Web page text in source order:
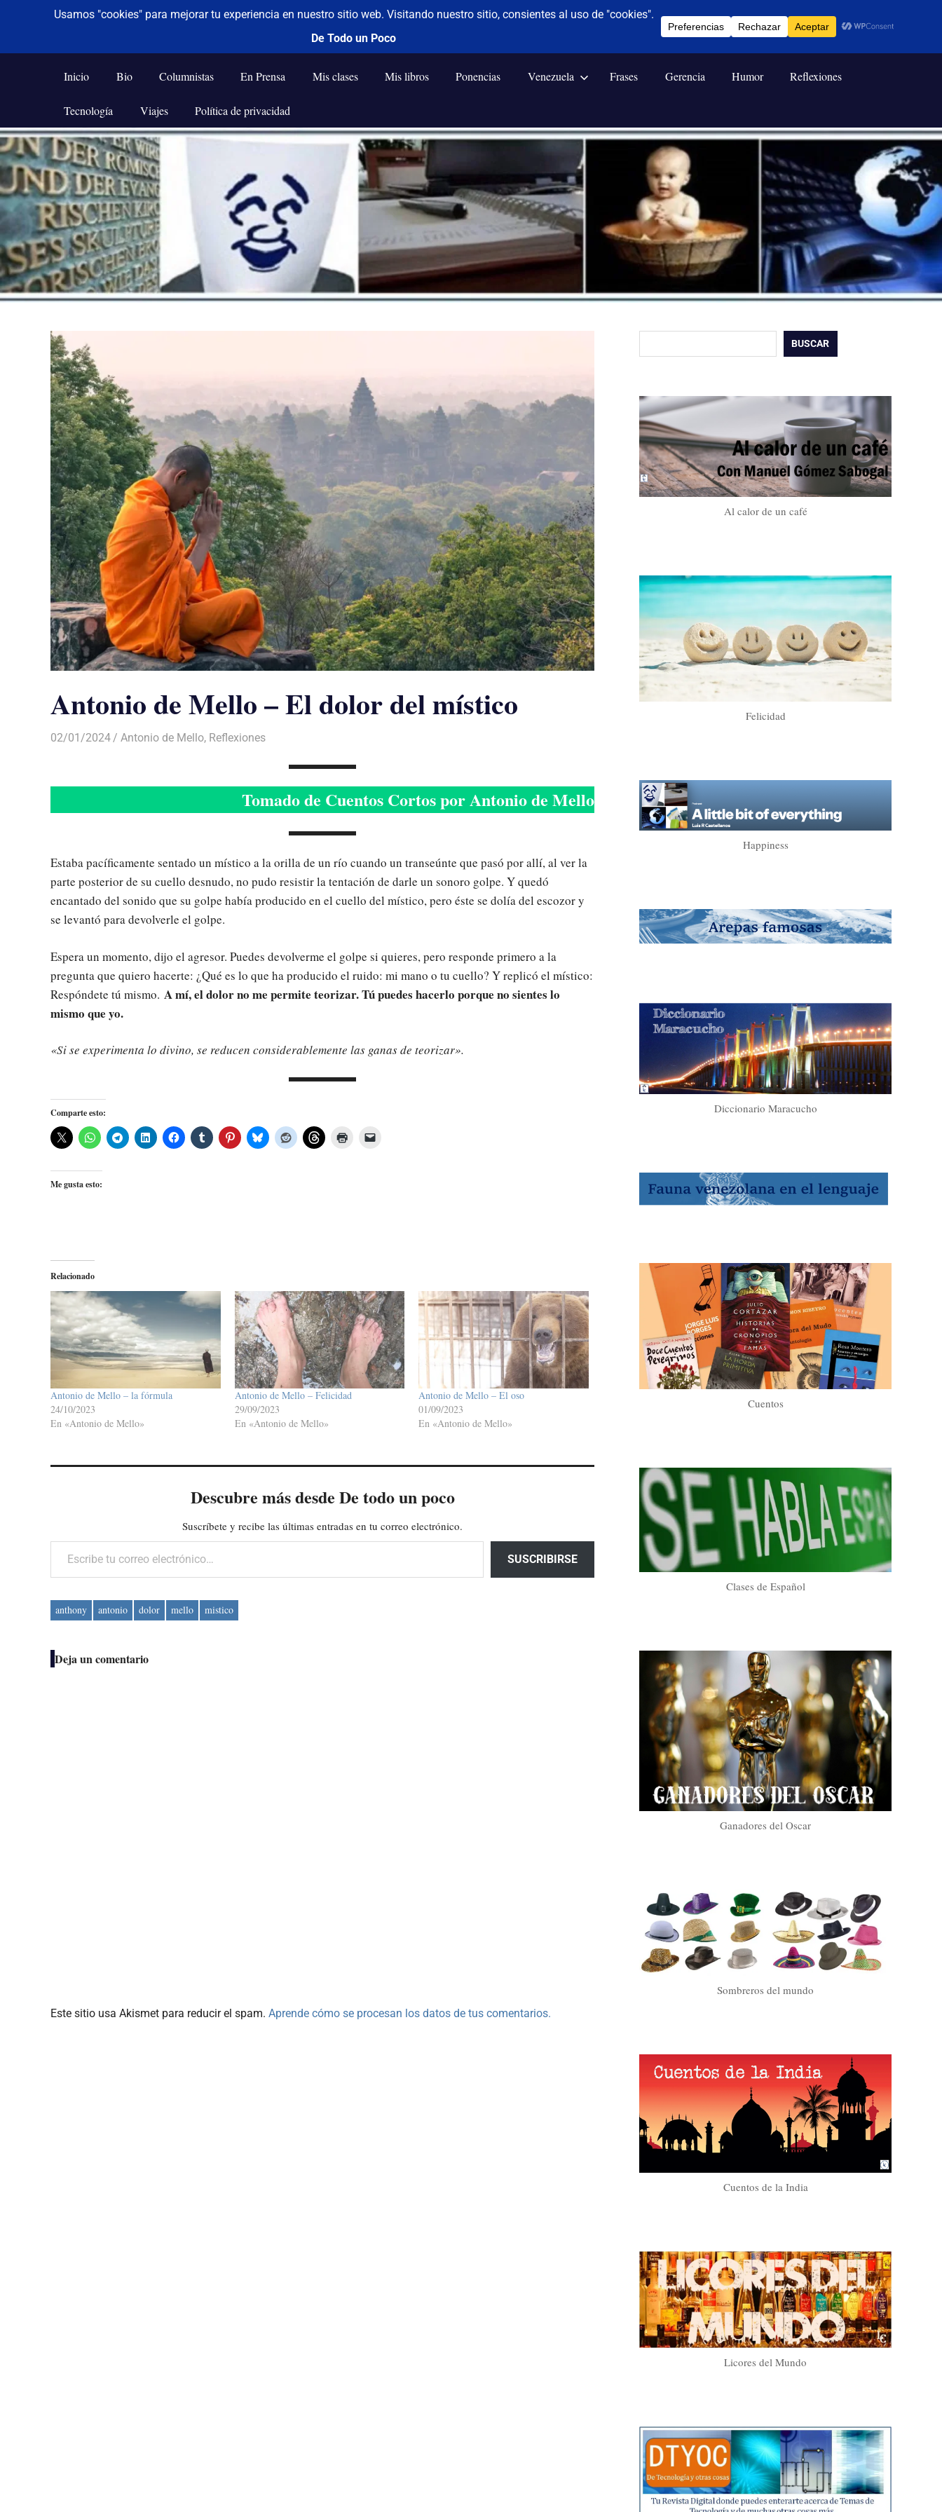
Saltar
al
contenido
De todo un poco
Frases,
Humor,
Tecnología
y
Viajes
Inicio Bio Columnistas En Prensa Mis clases Mis libros Ponencias Venezuela Frases Gerencia Humor Reflexiones
Tecnología Viajes Política de privacidad
Antonio de Mello – El dolor del místico
02/01/2024 De todo un Poco
Antonio de Mello, Reflexiones
Tomado de Cuentos Cortos por Antonio de Mello
Estaba pacíficamente sentado un místico a la orilla de un río cuando un transeúnte que pasó por allí, al ver la
parte posterior de su cuello desnudo, no pudo resistir la tentación de darle un sonoro golpe. Y quedó
encantado del sonido que su golpe había producido en el cuello del místico, pero éste se dolía del escozor y
se levantó para devolverle el golpe.
Espera un momento, dijo el agresor. Puedes devolverme el golpe si quieres, pero responde primero a la
pregunta que quiero hacerte: ¿Qué es lo que ha producido el ruido: mi mano o tu cuello? Y replicó el místico:
Respóndete tú mismo. A mí, el dolor no me permite teorizar. Tú puedes hacerlo porque no sientes lo
mismo que yo.
«Si se experimenta lo divino, se reducen considerablemente las ganas de teorizar».
Comparte esto:
Me gusta esto:
Relacionado
Antonio de Mello – la fórmula
24/10/2023
En «Antonio de Mello»
Antonio de Mello – Felicidad
29/09/2023
En «Antonio de Mello»
Antonio de Mello – El oso
01/09/2023
En «Antonio de Mello»
Descubre más desde De todo un poco
Suscríbete y recibe las últimas entradas en tu correo electrónico.
Escribe tu correo electrónico…
SUSCRIBIRSE
anthony antonio dolor mello mistico
Deja un comentario
Este sitio usa Akismet para reducir el spam. Aprende cómo se procesan los datos de tus comentarios.
BUSCAR
Al calor de un café
Felicidad
Happiness
Diccionario Maracucho
Cuentos
Clases de Español
Ganadores del Oscar
Sombreros del mundo
Cuentos de la India
Licores del Mundo